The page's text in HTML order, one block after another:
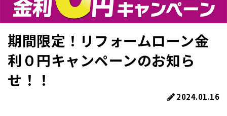
期間限定！リフォームローン金
利０円キャンペーンのお知ら
せ！！
2024.01.16